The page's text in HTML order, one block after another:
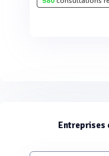
Entreprises